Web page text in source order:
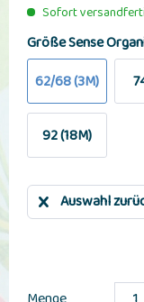
Sofort
Größe Sense
62/68 (3M)
92 (18M)
Auswahl